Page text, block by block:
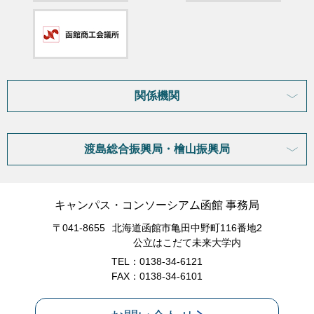
関係機関
渡島総合振興局・檜山振興局
キャンパス・コンソーシアム函館 事務局
〒041-8655
北海道函館市亀田中野町116番地2
公立はこだて未来大学内
TEL：0138-34-6121
FAX：0138-34-6101